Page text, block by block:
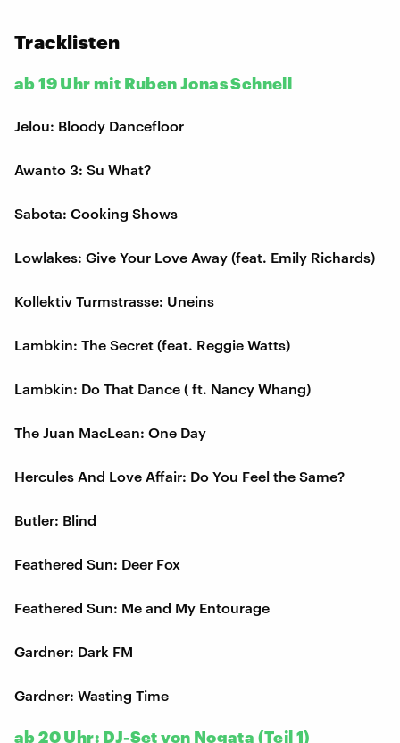
Tracklisten
ab 19 Uhr mit Ruben Jonas Schnell
Jelou: Bloody Dancefloor
Awanto 3: Su What?
Sabota: Cooking Shows
Lowlakes: Give Your Love Away (feat. Emily Richards)
Kollektiv Turmstrasse: Uneins
Lambkin: The Secret (feat. Reggie Watts)
Lambkin: Do That Dance ( ft. Nancy Whang)
The Juan MacLean: One Day
Hercules And Love Affair: Do You Feel the Same?
Butler: Blind
Feathered Sun: Deer Fox
Feathered Sun: Me and My Entourage
Gardner: Dark FM
Gardner: Wasting Time
ab 20 Uhr: DJ-Set von Nogata (Teil 1)